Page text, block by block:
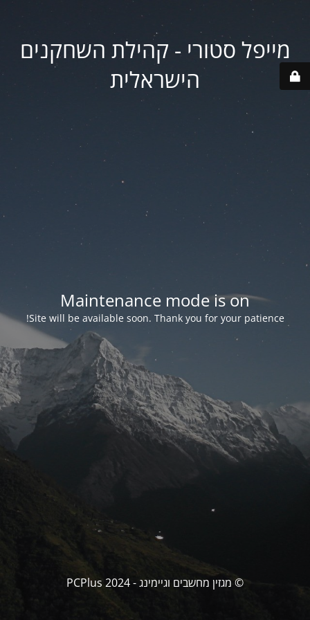
מייפל סטורי - קהילת השחקנים
הישראלית
Maintenance mode is on
Site will be available soon. Thank you for your patience!
© מגזין מחשבים וגיימינג - PCPlus 2024